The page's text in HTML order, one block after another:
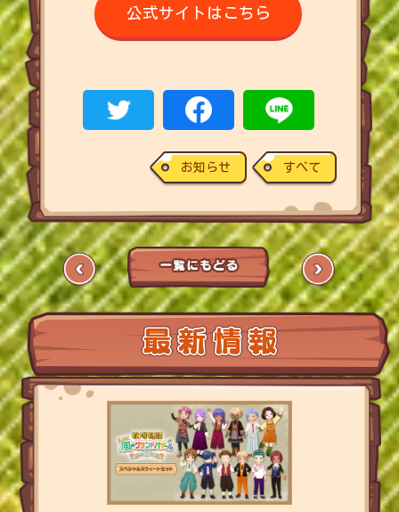
公式サイトはこちら
お知らせ すべて